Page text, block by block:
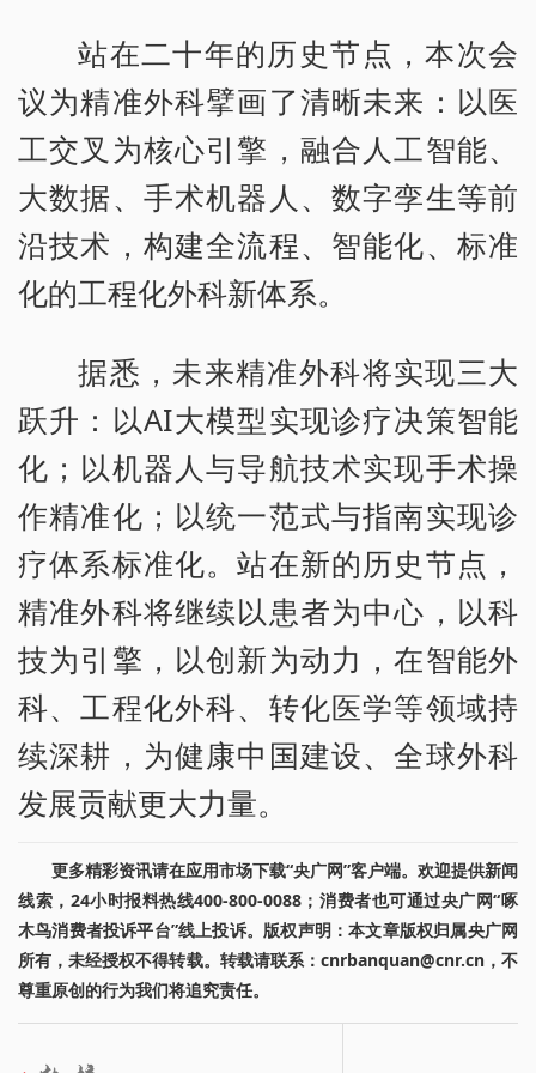
站在二十年的历史节点，本次会
议为精准外科擘画了清晰未来：以医
工交叉为核心引擎，融合人工智能、
大数据、手术机器人、数字孪生等前
沿技术，构建全流程、智能化、标准
化的工程化外科新体系。
据悉，未来精准外科将实现三大
跃升：以AI大模型实现诊疗决策智能
化；以机器人与导航技术实现手术操
作精准化；以统一范式与指南实现诊
疗体系标准化。站在新的历史节点，
精准外科将继续以患者为中心，以科
技为引擎，以创新为动力，在智能外
科、工程化外科、转化医学等领域持
续深耕，为健康中国建设、全球外科
发展贡献更大力量。
更多精彩资讯请在应用市场下载“央广网”客户端。欢迎提供新闻
线索，24小时报料热线400-800-0088；消费者也可通过央广网“啄
木鸟消费者投诉平台”线上投诉。版权声明：本文章版权归属央广网
所有，未经授权不得转载。转载请联系：cnrbanquan@cnr.cn，不
尊重原创的行为我们将追究责任。